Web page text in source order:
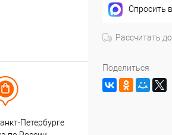
Петербурге
Спросить
Рассчитать
Поделиться